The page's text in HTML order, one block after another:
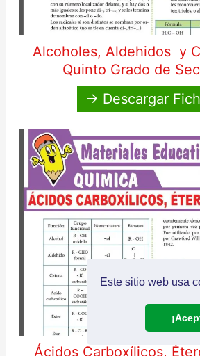
Este sitio web usa
Alcoholes, Aldehidos y
Quinto Grado de
→ Descargar
Ácidos Carboxílicos,